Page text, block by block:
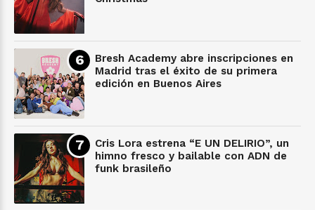
Bresh Academy abre inscripciones en
Madrid tras el éxito de su primera
edición en Buenos Aires
Cris Lora estrena “E UN DELIRIO”, un
himno fresco y bailable con ADN de
funk brasileño